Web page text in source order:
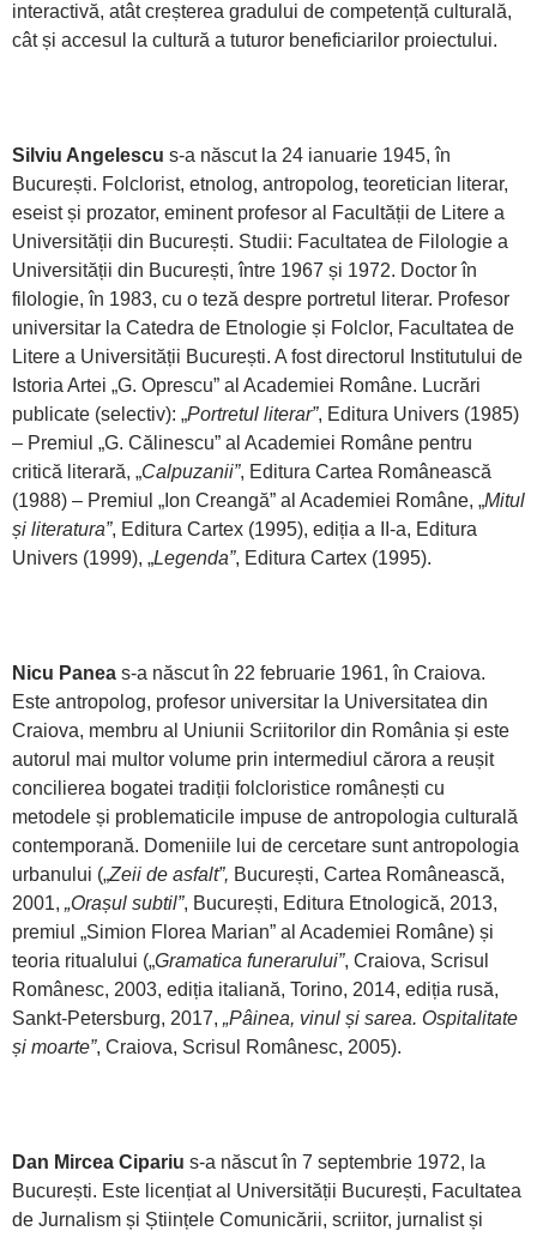
interactivă, atât creșterea gradului de competență culturală,
cât și accesul la cultură a tuturor beneficiarilor proiectului.
Silviu Angelescu s-a născut la 24 ianuarie 1945, în
București. Folclorist, etnolog, antropolog, teoretician literar,
eseist și prozator, eminent profesor al Facultății de Litere a
Universității din București. Studii: Facultatea de Filologie a
Universității din București, între 1967 și 1972. Doctor în
filologie, în 1983, cu o teză despre portretul literar. Profesor
universitar la Catedra de Etnologie și Folclor, Facultatea de
Litere a Universității București. A fost directorul Institutului de
Istoria Artei „G. Oprescu” al Academiei Române. Lucrări
publicate (selectiv): „Portretul literar”, Editura Univers (1985)
– Premiul „G. Călinescu” al Academiei Române pentru
critică literară, „Calpuzanii”, Editura Cartea Românească
(1988) – Premiul „Ion Creangă” al Academiei Române, „Mitul
și literatura”, Editura Cartex (1995), ediția a II-a, Editura
Univers (1999), „Legenda”, Editura Cartex (1995).
Nicu Panea s-a născut în 22 februarie 1961, în Craiova.
Este antropolog, profesor universitar la Universitatea din
Craiova, membru al Uniunii Scriitorilor din România și este
autorul mai multor volume prin intermediul cărora a reușit
concilierea bogatei tradiții folcloristice românești cu
metodele și problematicile impuse de antropologia culturală
contemporană. Domeniile lui de cercetare sunt antropologia
urbanului („Zeii de asfalt”, București, Cartea Românească,
2001, „Orașul subtil”, București, Editura Etnologică, 2013,
premiul „Simion Florea Marian” al Academiei Române) și
teoria ritualului („Gramatica funerarului”, Craiova, Scrisul
Românesc, 2003, ediția italiană, Torino, 2014, ediția rusă,
Sankt-Petersburg, 2017, „Pâinea, vinul și sarea. Ospitalitate
și moarte”, Craiova, Scrisul Românesc, 2005).
Dan Mircea Cipariu s-a născut în 7 septembrie 1972, la
București. Este licențiat al Universității București, Facultatea
de Jurnalism și Științele Comunicării, scriitor, jurnalist și